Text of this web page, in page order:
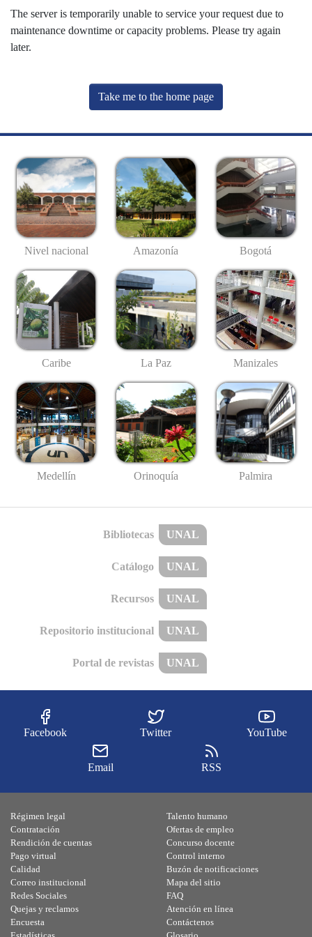
The server is temporarily unable to service your request due to
maintenance downtime or capacity problems. Please try again
later.
Take me to the home page
Nivel nacional Amazonía Bogotá
Caribe La Paz Manizales
Medellín Orinoquía Palmira
Bibliotecas UNAL
Catálogo UNAL
Recursos UNAL
Repositorio institucional UNAL
Portal de revistas UNAL
Facebook Twitter YouTube
Email RSS
Régimen legal
Contratación
Rendición de cuentas
Pago virtual
Calidad
Talento humano
Ofertas de empleo
Concurso docente
Control interno
Buzón de notificaciones
Correo institucional
Redes Sociales
Quejas y reclamos
Encuesta
Mapa del sitio
FAQ
Atención en línea
Contáctenos